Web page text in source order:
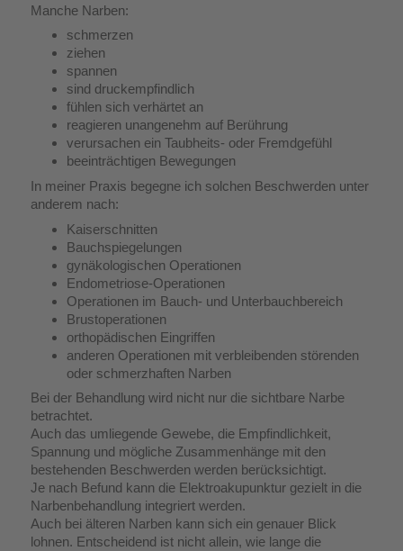
Manche Narben:
schmerzen
ziehen
spannen
sind druckempfindlich
fühlen sich verhärtet an
reagieren unangenehm auf Berührung
verursachen ein Taubheits- oder Fremdgefühl
beeinträchtigen Bewegungen
In meiner Praxis begegne ich solchen Beschwerden unter
anderem nach:
Kaiserschnitten
Bauchspiegelungen
gynäkologischen Operationen
Endometriose-Operationen
Operationen im Bauch- und Unterbauchbereich
Brustoperationen
orthopädischen Eingriffen
anderen Operationen mit verbleibenden störenden
oder schmerzhaften Narben
Bei der Behandlung wird nicht nur die sichtbare Narbe
betrachtet.
Auch das umliegende Gewebe, die Empfindlichkeit,
Spannung und mögliche Zusammenhänge mit den
bestehenden Beschwerden werden berücksichtigt.
Je nach Befund kann die Elektroakupunktur gezielt in die
Narbenbehandlung integriert werden.
Auch bei älteren Narben kann sich ein genauer Blick
lohnen. Entscheidend ist nicht allein, wie lange die